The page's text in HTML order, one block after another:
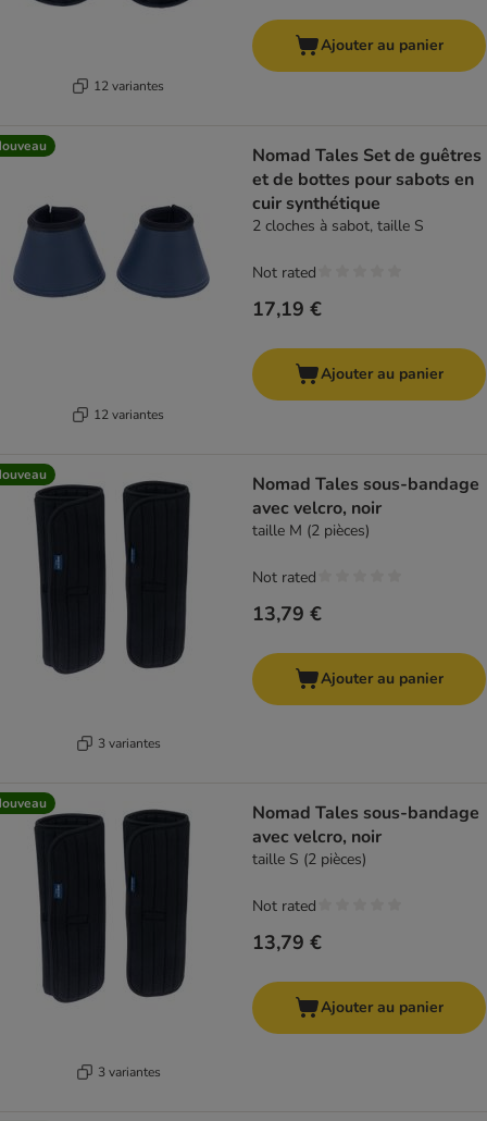
12 variantes
Ajouter au panier
12 variantes
Nomad Tales Set de guêtres
et de bottes pour sabots en
cuir synthétique
2 cloches à sabot, taille S
17,19 €
Not rated
Ajouter au panier
3 variantes
Nomad Tales sous-bandage
avec velcro, noir
taille M (2 pièces)
13,79 €
Not rated
Ajouter au panier
3 variantes
Nomad Tales sous-bandage
avec velcro, noir
taille S (2 pièces)
13,79 €
Not rated
Ajouter au panier